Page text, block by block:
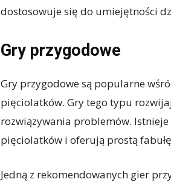
dostosowuje się do umiejętności
Gry przygodowe
Gry przygodowe są popularne
pięciolatków. Gry tego typu
rozwiązywania problemów.
pięciolatków i oferują prostą
Jedną z rekomendowanych gier